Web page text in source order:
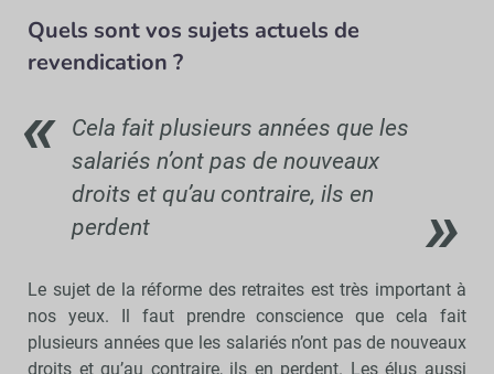
Quels sont vos sujets actuels de
revendication ?
Cela fait plusieurs années que les
salariés n’ont pas de nouveaux
droits et qu’au contraire, ils en
perdent
Le sujet de la réforme des retraites est très important à
nos yeux. Il faut prendre conscience que cela fait
plusieurs années que les salariés n’ont pas de nouveaux
droits et qu’au contraire, ils en perdent. Les élus aussi